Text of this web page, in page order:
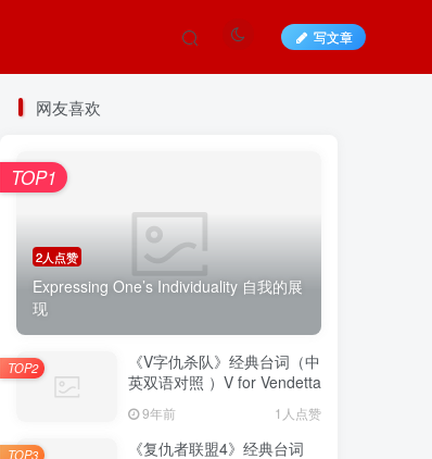
写文章
网友喜欢
2人点赞
Expressing One’s Individuality 自我的展
现
TOP1
《V字仇杀队》经典台词（中
英双语对照 ）V for Vendetta
9年前 1人点赞
TOP2
《复仇者联盟4》经典台词
TOP3